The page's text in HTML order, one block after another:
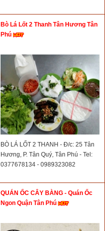
Bò Lá Lốt 2 Thanh Tân Hương Tân
Phú
BÒ LÁ LỐT 2 THANH - Đ/c: 25 Tân
Hương, P. Tân Quý, Tân Phú - Tel:
0377678134 - 0989323082
QUÁN ỐC CÂY BÀNG - Quán Ốc
Ngon Quận Tân Phú